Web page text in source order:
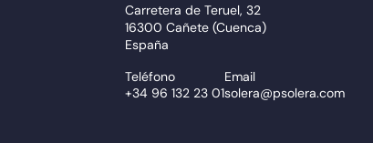
Carretera de Teruel, 32
16300 Cañete (Cuenca)
España
Teléfono
+34 96 132 23 01
Email
solera@psolera.com